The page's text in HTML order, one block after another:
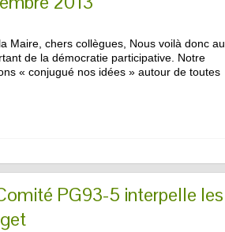
chers collègues, Nous voilà donc au
de la démocratie participative. Notre
« conjugué nos idées » autour de toutes
PG93-5 interpelle les